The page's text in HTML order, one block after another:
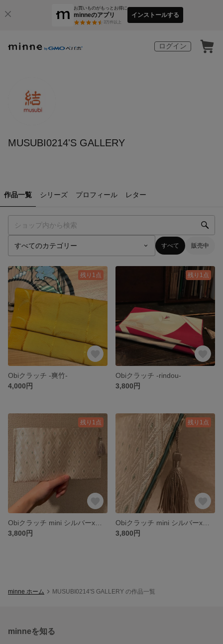
お買いものがもっとお得に
minneのアプリ
3万件以上
インストールする
ログイン
MUSUBI0214'S GALLERY
作品一覧 シリーズ プロフィール レター
すべて 販売中
残り1点
Obiクラッチ -爽竹-
4,000円
残り1点
Obiクラッチ -rindou-
3,800円
残り1点
3,800円
残り1点
3,800円
minne ホーム MUSUBI0214'S GALLERY の作品一覧
minneを知る